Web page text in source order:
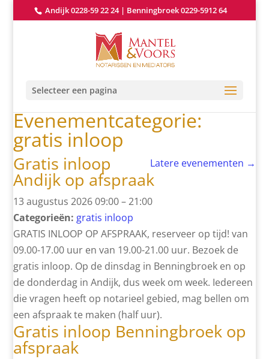
Andijk 0228-59 22 24| Benningbroek 0229-5912 64
Selecteer een pagina
Evenementcategorie:
gratis inloop
Latere evenementen →
Gratis inloop
Andijk op afspraak
13 augustus 2026 09:00–21:00
Categorieën: gratis inloop
GRATIS INLOOP OP AFSPRAAK, reserveer op tijd! van
09.00-17.00 uur en van 19.00-21.00 uur. Bezoek de
gratis inloop. Op de dinsdag in Benningbroek en op
de donderdag in Andijk, dus week om week. Iedereen
die vragen heeft op notarieel gebied, mag bellen om
een afspraak te maken (half uur).
Gratis inloop Benningbroek op
afspraak